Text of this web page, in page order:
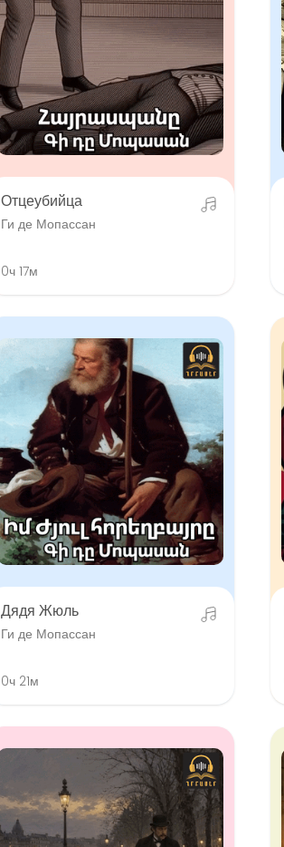
Отцеубийца
Ги де Мопассан
0ч 17м
Дядя Жюль
Ги де Мопассан
0ч 21м